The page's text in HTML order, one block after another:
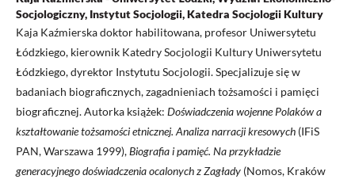
Socjologiczny, Instytut Socjologii, Katedra Socjologii Kultury
Kaja Kaźmierska doktor habilitowana, profesor Uniwersytetu
Łódzkiego, kierownik Katedry Socjologii Kultury Uniwersytetu
Łódzkiego, dyrektor Instytutu Socjologii. Specjalizuje się w
badaniach biograficznych, zagadnieniach tożsamości i pamięci
biograficznej. Autorka książek: Doświadczenia wojenne Polaków a
kształtowanie tożsamości etnicznej. Analiza narracji kresowych (IFiS
PAN, Warszawa 1999),Biografia i pamięć. Na przykładzie
generacyjnego doświadczenia ocalonych z Zagłady (Nomos, Kraków